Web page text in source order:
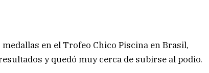
en el Trofeo Chico Piscina en Brasil,
y quedó muy cerca de subirse al podio.